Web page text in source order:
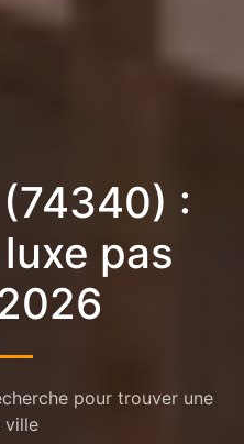
:
pas
pour trouver une
ville